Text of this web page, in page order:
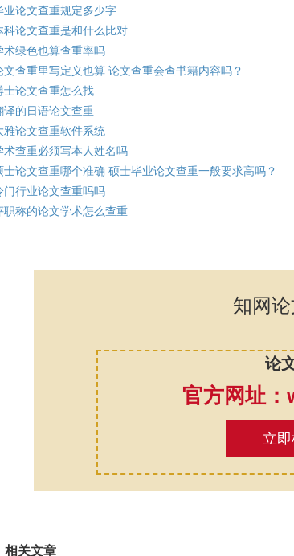
业论文查重规定多少字
科论文查重是和什么比对
术绿色也算查重率吗
文查重里写定义也算 论文查重会查书籍内容吗？
士论文查重怎么找
译的日语论文查重
雅论文查重软件系统
术查重必须写本人姓名吗
士论文查重哪个准确 硕士毕业论文查重一般要求高吗？
门行业论文查重吗吗
职称的论文学术怎么查重
知网
论
官方网址
立
相关文章